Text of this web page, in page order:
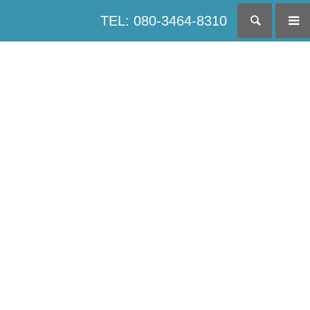
TEL: 080-3464-8310 検索